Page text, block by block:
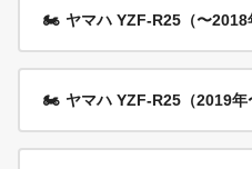
🏍️ ヤマハ YZF-R25（〜2018
🏍️ ヤマハ YZF-R25（2019年